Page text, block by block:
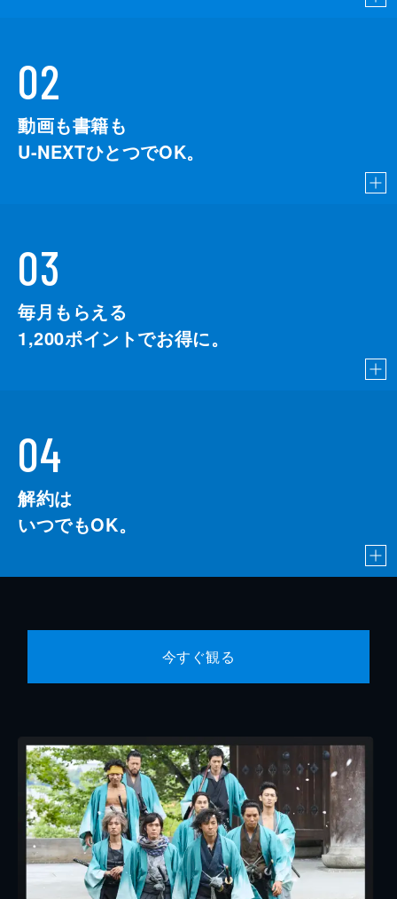
02
動画も書籍も
U-NEXTひとつでOK。
03
毎月もらえる
1,200ポイントでお得に。
04
解約は
いつでもOK。
今すぐ観る